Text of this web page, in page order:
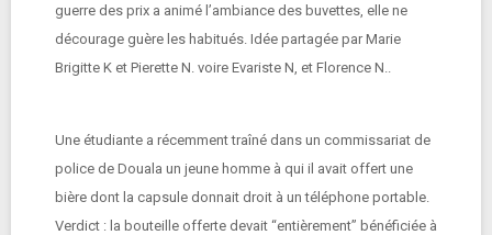
guerre des prix a animé l’ambiance des buvettes, elle ne
décourage guère les habitués. Idée partagée par Marie
Brigitte K et Pierette N. voire Evariste N, et Florence N..
Une étudiante a récemment traîné dans un commissariat de
police de Douala un jeune homme à qui il avait offert une
bière dont la capsule donnait droit à un téléphone portable.
Verdict : la bouteille offerte devait “entièrement” bénéficiée à